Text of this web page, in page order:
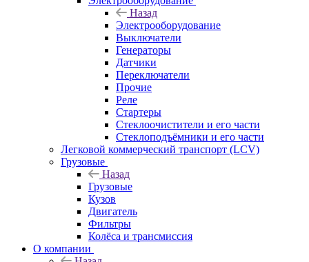
Назад
Электрооборудование
Выключатели
Генераторы
Датчики
Переключатели
Прочие
Реле
Стартеры
Стеклоочистители и его части
Стеклоподъёмники и его части
Легковой коммерческий транспорт (LCV)
Грузовые
Назад
Грузовые
Кузов
Двигатель
Фильтры
Колёса и трансмиссия
О компании